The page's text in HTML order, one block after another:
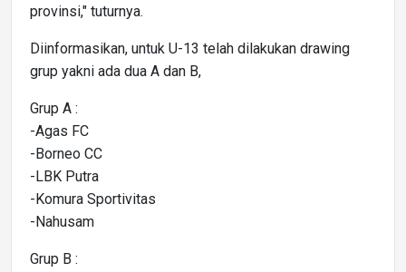
provinsi," tuturnya.
Diinformasikan, untuk U-13 telah dilakukan drawing
grup yakni ada dua A dan B,
Grup A :
-Agas FC
-Borneo CC
-LBK Putra
-Komura Sportivitas
-Nahusam
Grup B :